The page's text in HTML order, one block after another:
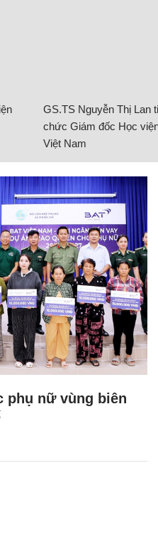
GS.TS Nguyễn Thị Lan
chức Giám đốc Học
Việt Nam
phụ nữ vùng biên